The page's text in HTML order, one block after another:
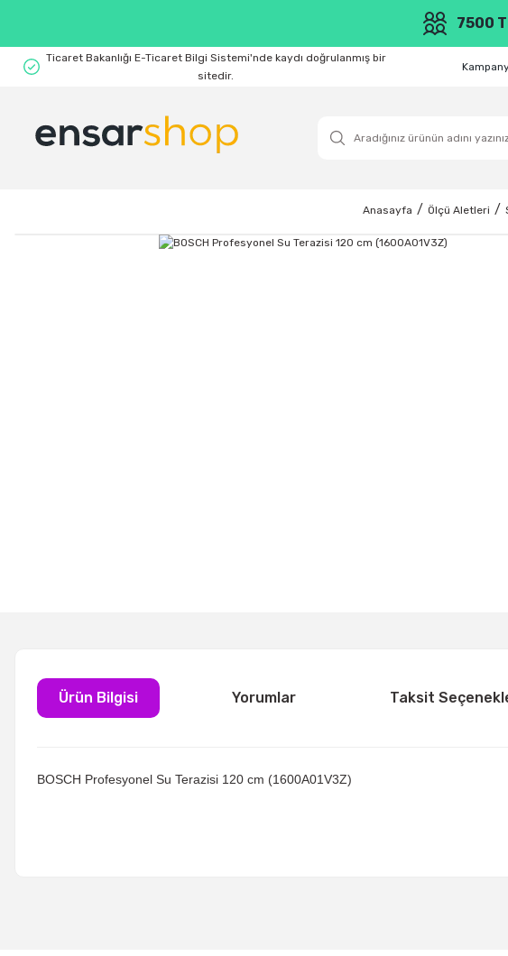
7500
Ticaret Bakanlığı E-Ticaret Bilgi Sistemi'nde kaydı doğrulanmış bir
sitedir.
Anasayfa Ölçü Aletleri
Ürün Bilgisi Yorumlar Taksit
BOSCH Profesyonel Su Terazisi 120 cm (1600A01V3Z)